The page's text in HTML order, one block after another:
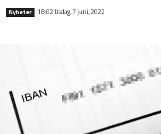
Nyheter 18:02 tisdag, 7 juni, 2022